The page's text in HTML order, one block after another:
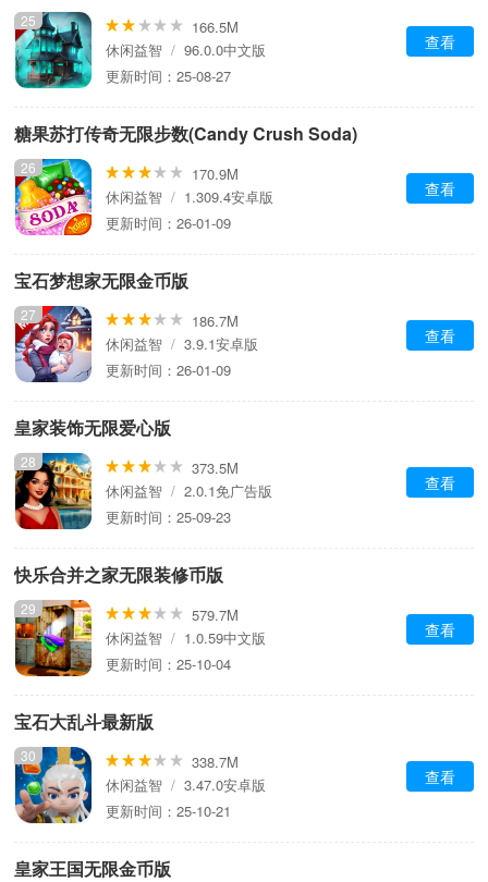
25
166.5M
休闲益智 / 96.0.0中文版
更新时间：25-08-27
查看
糖果苏打传奇无限步数(Candy Crush Soda)
26
170.9M
休闲益智 / 1.309.4安卓版
更新时间：26-01-09
查看
宝石梦想家无限金币版
27
186.7M
休闲益智 / 3.9.1安卓版
更新时间：26-01-09
查看
皇家装饰无限爱心版
28
373.5M
休闲益智 / 2.0.1免广告版
更新时间：25-09-23
查看
快乐合并之家无限装修币版
29
579.7M
休闲益智 / 1.0.59中文版
更新时间：25-10-04
查看
宝石大乱斗最新版
30
338.7M
休闲益智 / 3.47.0安卓版
更新时间：25-10-21
查看
皇家王国无限金币版